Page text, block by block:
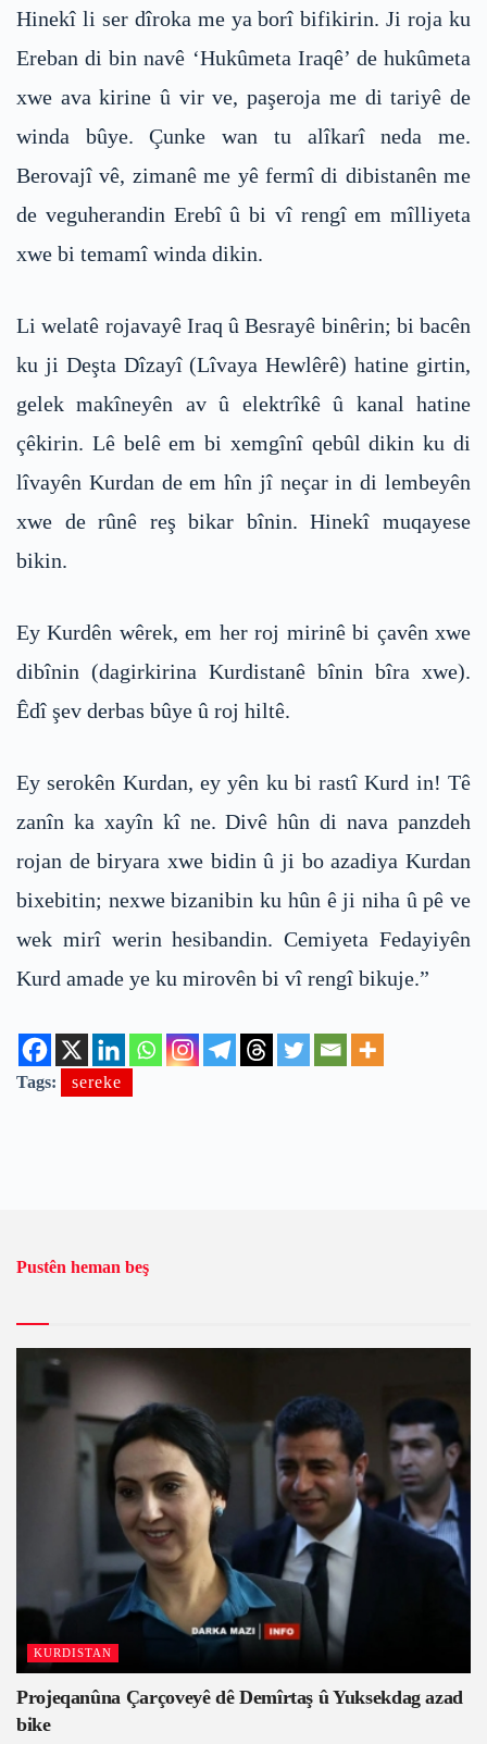
Hinekî li ser dîroka me ya borî bifikirin. Ji roja ku
Ereban di bin navê ‘Hukûmeta Iraqê’ de hukûmeta
xwe ava kirine û vir ve, paşeroja me di tariyê de
winda bûye. Çunke wan tu alîkarî neda me.
Berovajî vê, zimanê me yê fermî di dibistanên me
de veguherandin Erebî û bi vî rengî em mîlliyeta
xwe bi temamî winda dikin.
Li welatê rojavayê Iraq û Besrayê binêrin; bi bacên
ku ji Deşta Dîzayî (Lîvaya Hewlêrê) hatine girtin,
gelek makîneyên av û elektrîkê û kanal hatine
çêkirin. Lê belê em bi xemgînî qebûl dikin ku di
lîvayên Kurdan de em hîn jî neçar in di lembeyên
xwe de rûnê reş bikar bînin. Hinekî muqayese
bikin.
Ey Kurdên wêrek, em her roj mirinê bi çavên xwe
dibînin (dagirkirina Kurdistanê bînin bîra xwe).
Êdî şev derbas bûye û roj hiltê.
Ey serokên Kurdan, ey yên ku bi rastî Kurd in! Tê
zanîn ka xayîn kî ne. Divê hûn di nava panzdeh
rojan de biryara xwe bidin û ji bo azadiya Kurdan
bixebitin; nexwe bizanibin ku hûn ê ji niha û pê ve
wek mirî werin hesibandin. Cemiyeta Fedayiyên
Kurd amade ye ku mirovên bi vî rengî bikuje.”
Tags: sereke
Pustên heman beş
KURDISTAN
Projeqanûna Çarçoveyê dê Demîrtaş û Yuksekdag azad
bike